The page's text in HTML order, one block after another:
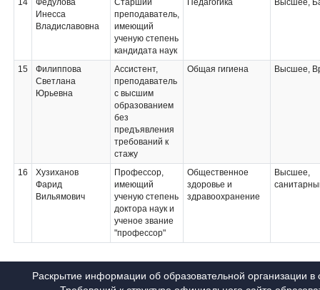
14
Федулова
Инесса
Владиславовна
Старший
преподаватель,
имеющий
ученую степень
кандидата наук
Педагогика Высшее,
15
Филиппова
Светлана
Юрьевна
Ассистент,
преподаватель
с высшим
образованием
без
предъявления
требований к
стажу
Общая гигиена Высшее,
16
Хузиханов
Фарид
Вильямович
Профессор,
имеющий
ученую степень
доктора наук и
ученое звание
"профессор"
Общественное
здоровье и
здравоохранение
Высшее,
Раскрытие информации об образовательной организации